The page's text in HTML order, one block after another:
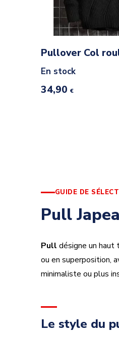
Pullover Col
En stock
34,90 €
GUIDE DE
Pull
Pull désigne un haut
ou en superposition,
minimaliste ou plus
Le style du